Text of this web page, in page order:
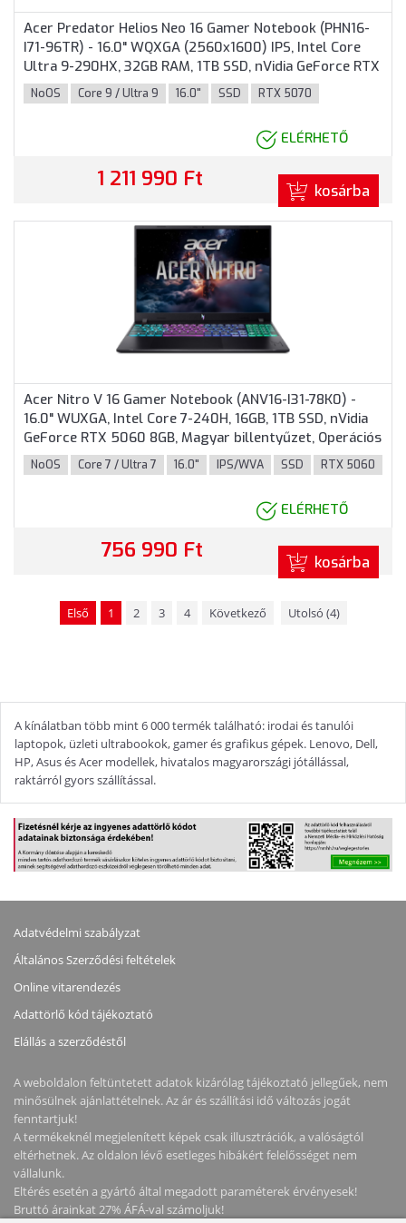
Acer Predator Helios Neo 16 Gamer Notebook (PHN16-
I71-96TR) - 16.0" WQXGA (2560x1600) IPS, Intel Core
Ultra 9-290HX, 32GB RAM, 1TB SSD, nVidia GeForce RTX
5070Ti 12GB, Magyar billentyűzet, Operációs rendszer
nélkül, 3 év garancia, Fekete
NoOS Core 9 / Ultra 9 16.0" SSD RTX 5070
ELÉRHETŐ
1 211 990 Ft kosárba
Acer Nitro V 16 Gamer Notebook (ANV16-I31-78K0) -
16.0" WUXGA, Intel Core 7-240H, 16GB, 1TB SSD, nVidia
GeForce RTX 5060 8GB, Magyar billentyűzet, Operációs
rendszer nélkül, 3 év garancia, Fekete színben
NoOS Core 7 / Ultra 7 16.0" IPS/WVA SSD RTX 5060
ELÉRHETŐ
756 990 Ft kosárba
Első 1 2 3 4 Következő Utolsó (4)
A kínálatban több mint 6 000 termék található: irodai és tanulói
laptopok, üzleti ultrabookok, gamer és grafikus gépek. Lenovo, Dell,
HP, Asus és Acer modellek, hivatalos magyarországi jótállással,
raktárról gyors szállítással.
Adatvédelmi szabályzat
Általános Szerződési feltételek
Online vitarendezés
Adattörlő kód tájékoztató
Elállás a szerződéstől
A weboldalon feltüntetett adatok kizárólag tájékoztató jellegűek, nem
minősülnek ajánlattételnek. Az ár és szállítási idő változás jogát
fenntartjuk!
A termékeknél megjelenített képek csak illusztrációk, a valóságtól
eltérhetnek. Az oldalon lévő esetleges hibákért felelősséget nem
vállalunk.
Eltérés esetén a gyártó által megadott paraméterek érvényesek!
Bruttó árainkat 27% ÁFÁ-val számoljuk!